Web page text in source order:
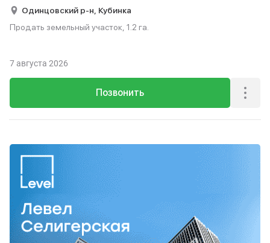
Одинцовский р-н, Кубинка
Продать земельный участок, 1.2 га.
Позвонить
7 августа 2026